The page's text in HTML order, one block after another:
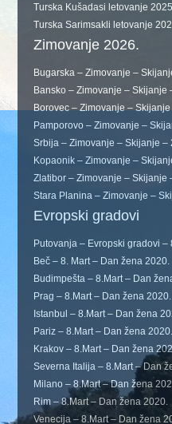
Turska Kušadasi letovanje 2025
Turska Sarimsakli letovanje
Zimovanje 2026.
Bugarska – Zimovanje –
Bansko – Zimovanje – Skijanje
Borovec – Zimovanje –
Pamporovo – Zimovanje –
Srbija – Zimovanje – Skijanje –
Kopaonik – Zimovanje –
Zlatibor – Zimovanje – Skijanje
Stara Planina – Zimovanje –
Evropski gradovi
Putovanja – Evropski gradovi
Beč – 8. Mart – Dan žena 2020.
Budimpešta – 8.Mart – Dan
Prag – 8.Mart – Dan žena 2020.
Istanbul – 8.Mart – Dan žena
Pariz – 8.Mart – Dan žena 2020.
Krakov – 8.Mart – Dan žena
Severna Italija – 8.Mart – Dan
Milano – 8.Mart – Dan žena
Rim – 8.Mart – Dan žena 2020.
Venecija – 8.Mart – Dan žena